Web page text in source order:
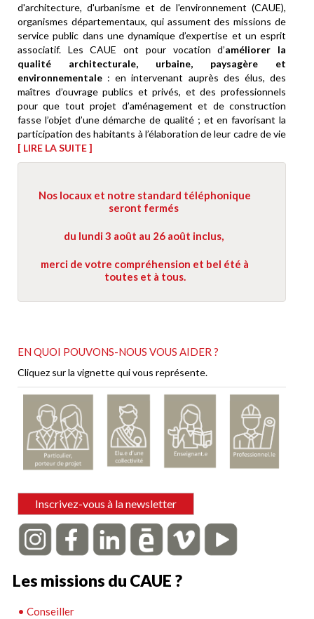
d'architecture, d'urbanisme et de l'environnement (CAUE),
organismes départementaux, qui assument des missions de
service public dans une dynamique d’expertise et un esprit
associatif. Les CAUE ont pour vocation d’améliorer la
qualité architecturale, urbaine, paysagère et
environnementale : en intervenant auprès des élus, des
maîtres d’ouvrage publics et privés, et des professionnels
pour que tout projet d’aménagement et de construction
fasse l’objet d’une démarche de qualité ; et en favorisant la
participation des habitants à l’élaboration de leur cadre de vie
[ LIRE LA SUITE ]
Nos locaux et notre standard téléphonique
seront fermés
du lundi 3 août au 26 août inclus,
merci de votre compréhension et bel été à
toutes et à tous.
EN QUOI POUVONS-NOUS VOUS AIDER ?
Cliquez sur la vignette qui vous représente.
contact
Inscrivez-vous à la newsletter
Les missions du CAUE ?
• Conseiller